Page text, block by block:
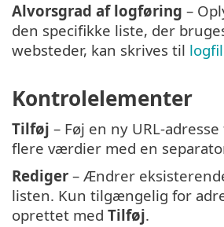
Alvorsgrad af logføring –
den specifikke liste, der
websteder, kan skrives til
Kontrolelementer
Tilføj – Føj en ny URL-
flere værdier med en
Rediger – Ændrer
listen. Kun tilgængelig for
oprettet med Tilføj.